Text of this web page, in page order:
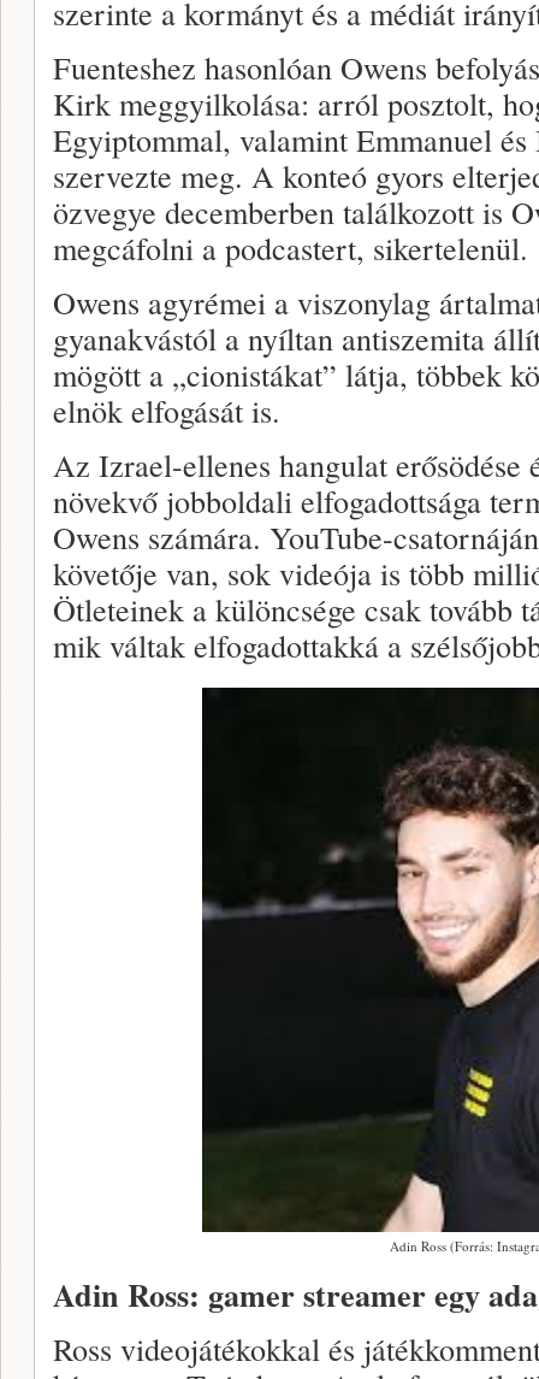
szerinte a kormányt és a médiát
Fuenteshez hasonlóan Owens
Kirk meggyilkolása: arról posztolt,
Egyiptommal, valamint Emmanuel
szervezte meg. A konteó gyors
özvegye decemberben találkozott is
megcáfolni a podcastert, sikertelenül.
Owens agyrémei a viszonylag
gyanakvástól a nyíltan antiszemita
mögött a „cionistákat” látja, többek
elnök elfogását is.
Az Izrael-ellenes hangulat erősödése
növekvő jobboldali elfogadottsága
Owens számára. YouTube-
követője van, sok videója is több
Ötleteinek a különcsége csak tovább
mik váltak elfogadottakká a
Adin Ross (Forrás:
Adin Ross: gamer streamer egy
Ross videojátékokkal és